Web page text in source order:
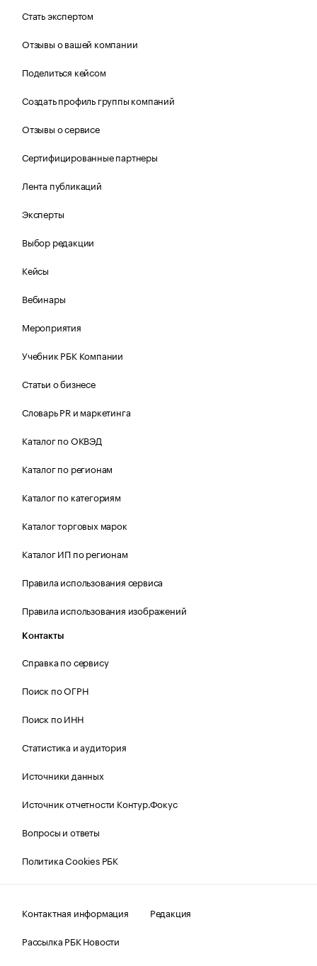
Стать экспертом
Отзывы о вашей компании
Поделиться кейсом
Создать профиль группы компаний
Отзывы о сервисе
Сертифицированные партнеры
Лента публикаций
Эксперты
Выбор редакции
Кейсы
Вебинары
Мероприятия
Учебник РБК Компании
Статьи о бизнесе
Словарь PR и маркетинга
Каталог по ОКВЭД
Каталог по регионам
Каталог по категориям
Каталог торговых марок
Каталог ИП по регионам
Правила использования сервиса
Правила использования изображений
Контакты
Справка по сервису
Поиск по ОГРН
Поиск по ИНН
Статистика и аудитория
Источники данных
Источник отчетности Контур.Фокус
Вопросы и ответы
Политика Cookies РБК
Контактная информация
Редакция
Рассылка РБК Новости